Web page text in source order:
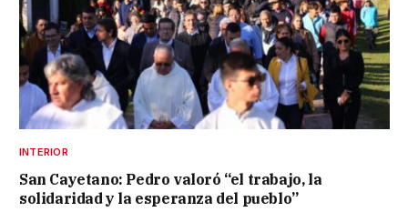
INTERIOR
San Cayetano: Pedro valoró “el trabajo, la
solidaridad y la esperanza del pueblo”